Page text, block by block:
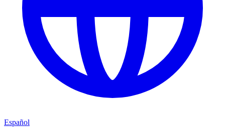
Español